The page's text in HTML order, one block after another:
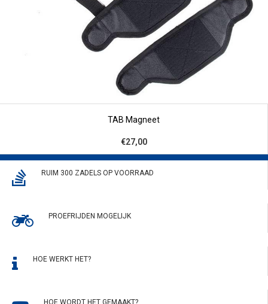
TAB Magneet
€27,00
RUIM 300 ZADELS OP VOORRAAD
PROEFRIJDEN MOGELIJK
HOE WERKT HET?
HOE WORDT HET GEMAAKT?